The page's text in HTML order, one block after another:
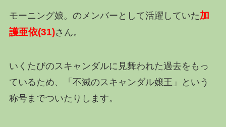
モーニング娘。のメンバーとして活躍していた加
護亜依(31)さん。
いくたびのスキャンダルに見舞われた過去をもっ
ているため、「不滅のスキャンダル嬢王」という
称号までついたりします。